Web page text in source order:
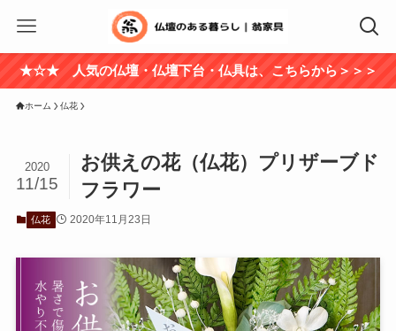
★☆★ 人気の仏壇・仏壇下台・仏具は、こちらから＞＞＞
ホーム 仏花
お供えの花（仏花）プリザーブド
フラワー
2020
11/15
仏花 2020年11月23日